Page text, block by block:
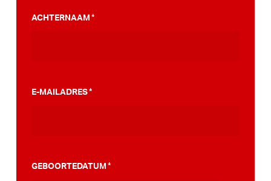
ACHTERNAAM *
E-MAILADRES*
GEBOORTEDATUM *